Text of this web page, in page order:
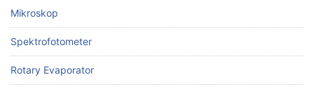
Mikroskop
Spektrofotometer
Rotary Evaporator